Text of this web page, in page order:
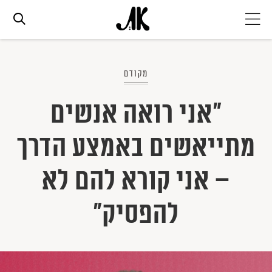
אופנה
ביוטי
סלבס
ערוצים נוספים
מקודם
"אני רואה אנשים
מתייאשים באמצע הדרך
– אני קורא להם לא
להפסיק"